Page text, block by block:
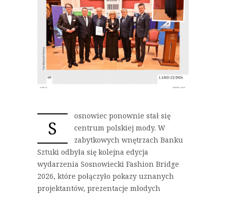
S
osnowiec ponownie stał się
centrum polskiej mody. W
zabytkowych wnętrzach Banku
Sztuki odbyła się kolejna edycja
wydarzenia Sosnowiecki Fashion Bridge
2026, które połączyło pokazy uznanych
projektantów, prezentacje młodych